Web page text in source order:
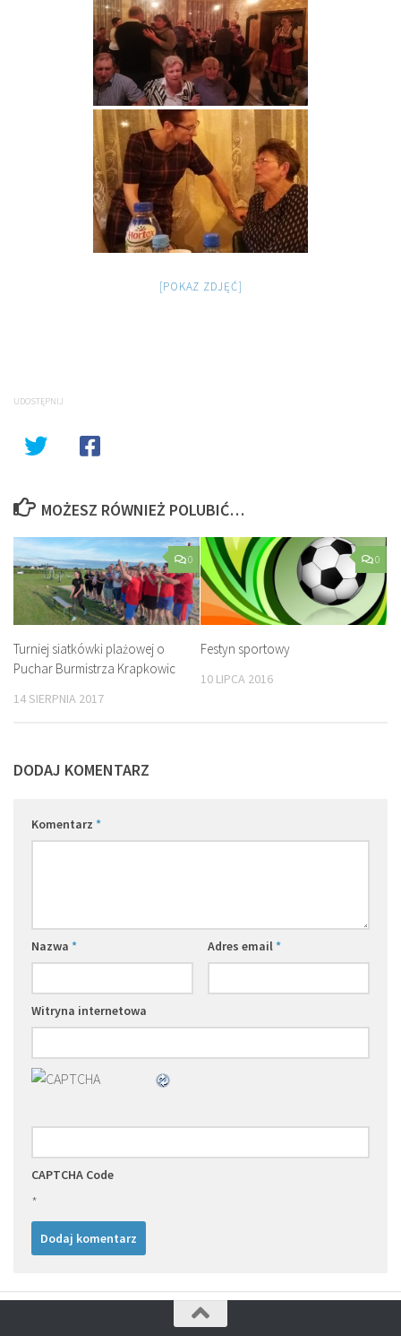
[POKAZ ZDJĘĆ]
UDOSTĘPNIJ
MOŻESZ RÓWNIEŻ POLUBIĆ…
0
Turniej siatkówki plażowej o
Puchar Burmistrza Krapkowic
14 SIERPNIA 2017
0
Festyn sportowy
10 LIPCA 2016
DODAJ KOMENTARZ
Komentarz *
Nazwa * Adres email*
Witryna internetowa
CAPTCHA Code
*